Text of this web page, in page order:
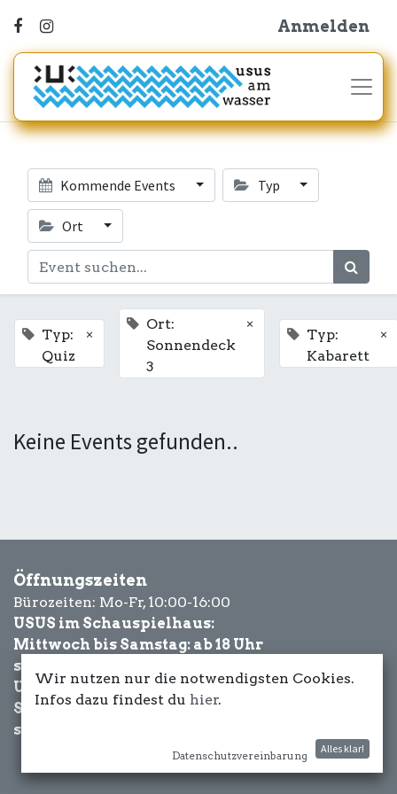
Anmelden
Kommende Events Typ
Ort
Typ:
Quiz
×
Ort:
Sonnendeck
3
×
Typ:
Kabarett
×
Keine Events gefunden..
Öffnungszeiten
Bürozeiten: Mo-Fr, 10:00-16:00
USUS im Schauspielhaus:
Mittwoch bis Samstag: ab 18 Uhr
sowie Eventbezogen.
USUS am Wasser:
Schönwetter-
sowie Eventbezogen.
Wir nutzen nur die notwendigsten Cookies.
Infos dazu findest du hier.
Datenschutzvereinbarung
Alles klar!